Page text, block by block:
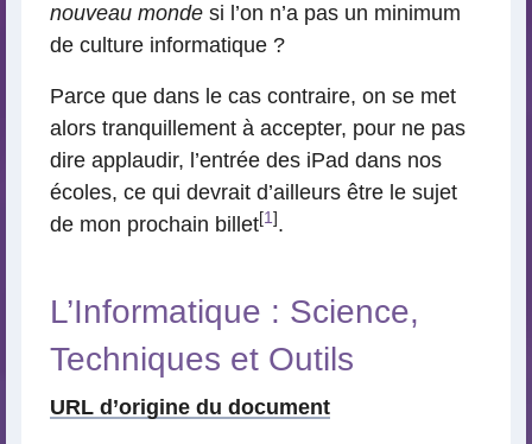
nouveau monde si l’on n’a pas un minimum
de culture informatique ?
Parce que dans le cas contraire, on se met
alors tranquillement à accepter, pour ne pas
dire applaudir, l’entrée des iPad dans nos
écoles, ce qui devrait d’ailleurs être le sujet
de mon prochain billet[1] .
L’Informatique : Science,
Techniques et Outils
URL d’origine du document